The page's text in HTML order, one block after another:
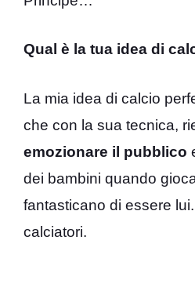
Qual è la tua idea di
La mia idea di calcio
che con la sua tecnica,
emozionare il pubblico
dei bambini quando
fantasticano di essere
calciatori.